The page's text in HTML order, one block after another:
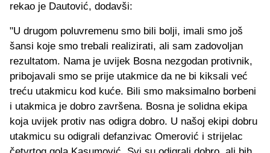
rekao je Dautović, dodavši:
"U drugom poluvremenu smo bili bolji, imali smo još
šansi koje smo trebali realizirati, ali sam zadovoljan
rezultatom. Nama je uvijek Bosna nezgodan protivnik,
pribojavali smo se prije utakmice da ne bi kiksali već
treću utakmicu kod kuće. Bili smo maksimalno borbeni
i utakmica je dobro završena. Bosna je solidna ekipa
koja uvijek protiv nas odigra dobro. U našoj ekipi dobru
utakmicu su odigrali defanzivac Omerović i strijelac